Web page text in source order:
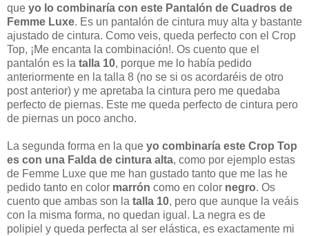
que yo lo combinaría con este Pantalón de Cuadros de
Femme Luxe. Es un pantalón de cintura muy alta y bastante
ajustado de cintura. Como veis, queda perfecto con el Crop
Top, ¡Me encanta la combinación!. Os cuento que el
pantalón es la talla 10, porque me lo había pedido
anteriormente en la talla 8 (no se si os acordaréis de otro
post anterior) y me apretaba la cintura pero me quedaba
perfecto de piernas. Este me queda perfecto de cintura pero
de piernas un poco ancho.
La segunda forma en la que yo combinaría este Crop Top
es con una Falda de cintura alta, como por ejemplo estas
de Femme Luxe que me han gustado tanto que me las he
pedido tanto en color marrón como en color negro. Os
cuento que ambas son la talla 10, pero que aunque la veáis
con la misma forma, no quedan igual. La negra es de
polipiel y queda perfecta al ser elástica, es exactamente mi